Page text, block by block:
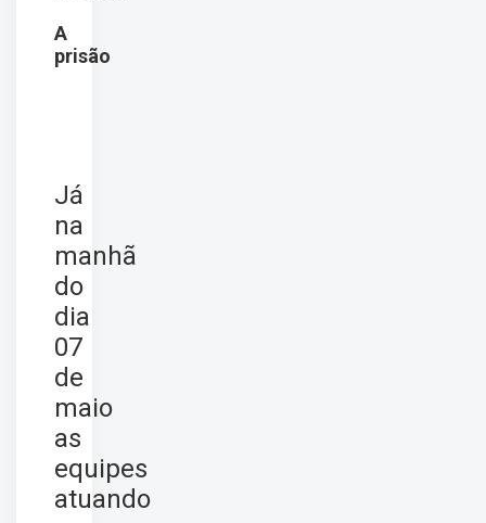
A
prisão
Já
na
manhã
do
dia
07
de
maio
as
equipes
atuando